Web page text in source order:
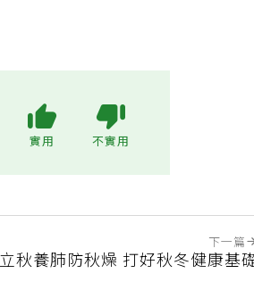
下一篇
立秋養肺防秋燥 打好秋冬健康基